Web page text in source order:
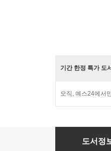
기간 한정 특가 도
오직, 예스24에서
성적표 밖에서
도서정